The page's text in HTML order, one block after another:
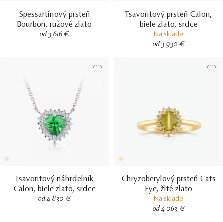
Spessartínový prsteň
Bourbon, ružové zlato
od 3 616 €
Tsavoritový prsteň Calon,
biele zlato, srdce
Na sklade
od 3 930 €
Tsavoritový náhrdelník
Calon, biele zlato, srdce
od 4 830 €
Chryzoberylový prsteň Cats
Eye, žlté zlato
Na sklade
od 4 063 €